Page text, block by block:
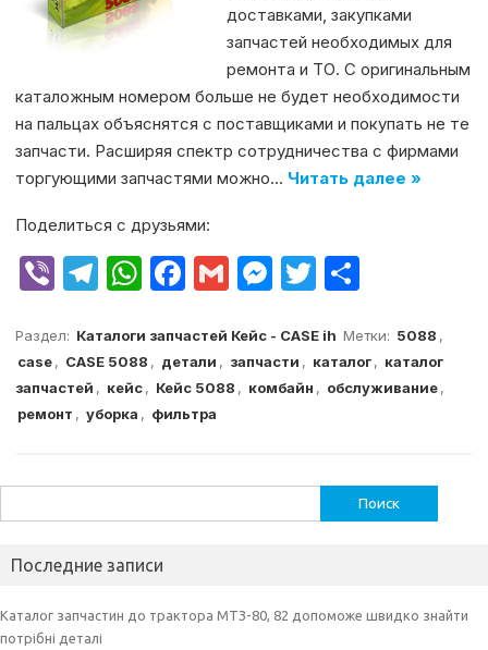
доставками, закупками
запчастей необходимых для
ремонта и ТО. С оригинальным
каталожным номером больше не будет необходимости
на пальцах объяснятся с поставщиками и покупать не те
запчасти. Расширяя спектр сотрудничества с фирмами
торгующими запчастями можно… Читать далее »
Поделиться с друзьями:
V
er
T
e
g
ra
W
at
s
A
p
F
c
e
b
o
k
G
ai
l
M
s
s
g
er
T
it
te
п
р
и
т
Раздел: Каталоги запчастей Кейс - CASE ih Метки: 5088 ,
case, CASE 5088 , детали , запчасти , каталог, каталог
запчастей , кейс, Кейс 5088 , комбайн , обслуживание,
ремонт , уборка , фильтра
Последние записи
Каталог запчастин до трактора МТЗ-80, 82 допоможе швидко знайти
потрібні деталі